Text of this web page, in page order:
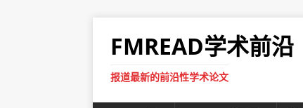
FMREAD学术前沿
报道最新的前沿性学术论文